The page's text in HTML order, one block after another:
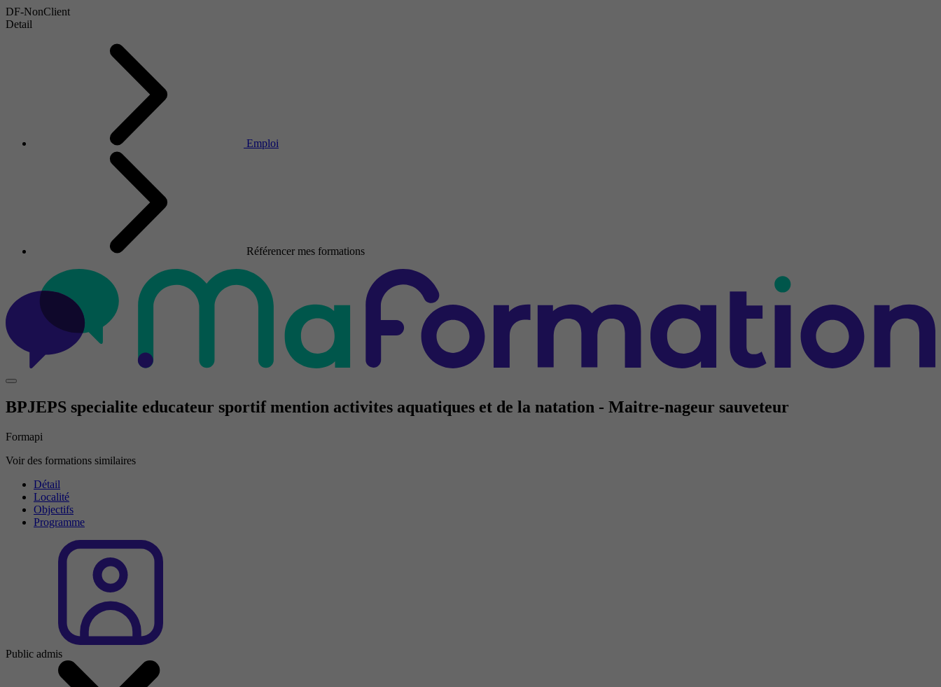
DF-NonClient
Detail
Emploi
Référencer mes formations
BPJEPS specialite educateur sportif mention activites aquatiques et de la natation - Maitre-nageur sauveteur
Formapi
Voir des formations similaires
Détail
Localité
Objectifs
Programme
Public admis